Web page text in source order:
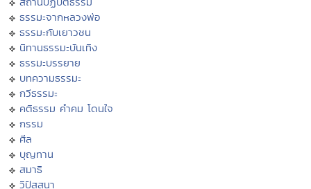
ธรรมะจากหลวงพ่อ
ธรรมะกับเยาวชน
นิทานธรรมะบันเทิง
ธรรมะบรรยาย
บทความธรรมะ
กวีธรรมะ
คติธรรม คำคม โดนใจ
กรรม
ศีล
บุญทาน
สมาธิ
วิปัสสนา